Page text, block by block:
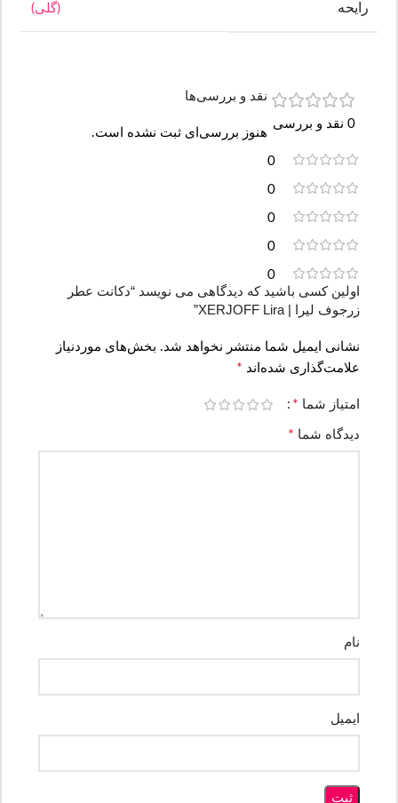
رایحه
(گلی)
0 نقد و بررسی
0
0
0
0
0
نقد و بررسی‌ها
هنوز بررسی‌ای ثبت نشده است.
اولین کسی باشید که دیدگاهی می نویسد “دکانت عطر
زرجوف لیرا | XERJOFF Lira”
نشانی ایمیل شما منتشر نخواهد شد. بخش‌های موردنیاز
علامت‌گذاری شده‌اند *
امتیاز شما *
دیدگاه شما *
نام
ایمیل